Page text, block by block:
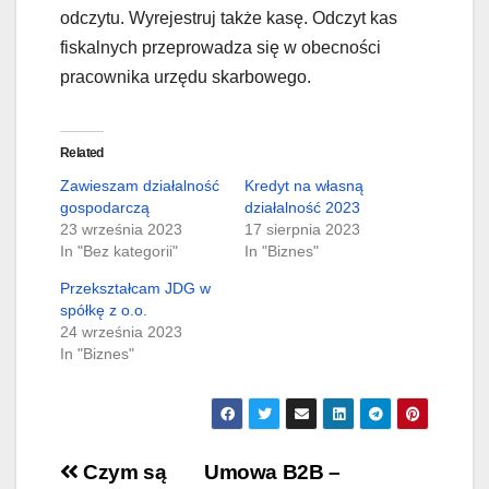
odczytu. Wyrejestruj także kasę. Odczyt kas
fiskalnych przeprowadza się w obecności
pracownika urzędu skarbowego.
Related
Zawieszam działalność
gospodarczą
23 września 2023
In "Bez kategorii"
Kredyt na własną
działalność 2023
17 sierpnia 2023
In "Biznes"
Przekształcam JDG w
spółkę z o.o.
24 września 2023
In "Biznes"
NawigacjaUmowa B2B –
Czym są